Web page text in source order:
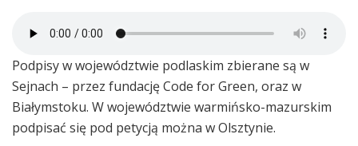
Podpisy w województwie podlaskim zbierane są w
Sejnach – przez fundację Code for Green, oraz w
Białymstoku. W województwie warmińsko-mazurskim
podpisać się pod petycją można w Olsztynie.